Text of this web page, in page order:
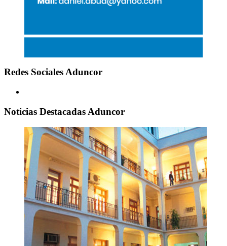
Redes Sociales Aduncor
Noticias Destacadas Aduncor